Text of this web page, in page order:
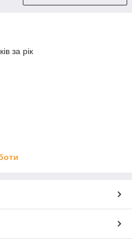
за рік